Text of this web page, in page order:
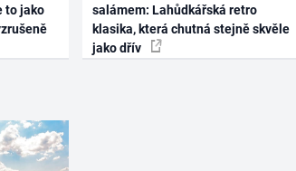
to jako
salámem: Lahůdkářská retro
klasika, která chutná stejně skvěle
jako dřív